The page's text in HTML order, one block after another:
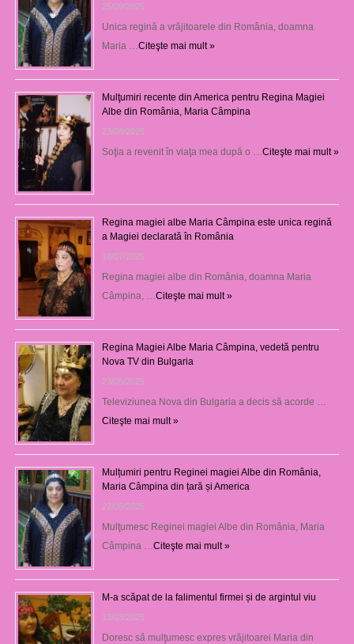
25/09/2025
Unica regină a vrăjitoarele din România, doamna
Maria … Citeşte mai mult »
Mulţumiri recente din America pentru Regina Magiei
Albe din România, Maria Câmpina
23/08/2025
Soţia a revenit în viaţa mea după o … Citeşte mai mult »
Regina magiei albe Maria Câmpina este unica regină
a Magiei declarată în România
16/07/2025
Regina magiei albe din România, doamna Maria
Câmpina, … Citeşte mai mult »
Regina Magiei Albe Maria Câmpina, vedetă pentru
Nova TV din Bulgaria
23/05/2025
Televiziunea Nova din Bulgaria a decis să acorde …
Citeşte mai mult »
Mulțumiri pentru Reginei magiei Albe din România,
Maria Câmpina din țară și America
22/05/2025
Mulţumesc Reginei magiei Albe din România, Maria
Câmpina … Citeşte mai mult »
M-a scăpat de la falimentul firmei și de argintul viu
13/03/2025
Doresc să mulţumesc expres vrăjitoarei Maria din